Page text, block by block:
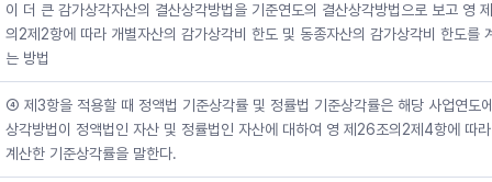
이 더 큰 감가상각자산의 결산상각방법을 기준연도의 결산상각방법으로 보고 영
의2제2항에 따라 개별자산의 감가상각비 한도 및 동종자산의 감가상각비 한도를
는 방법
④ 제3항을 적용할 때 정액법 기준상각률 및 정률법 기준상각률은 해당 사업연도
상각방법이 정액법인 자산 및 정률법인 자산에 대하여 영 제26조의2제4항에 따
계산한 기준상각률을 말한다.